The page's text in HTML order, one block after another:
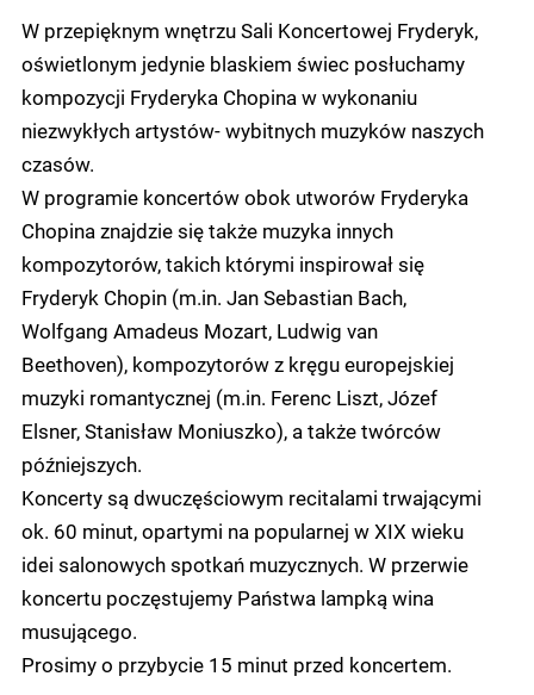
W przepięknym wnętrzu Sali Koncertowej Fryderyk,
oświetlonym jedynie blaskiem świec posłuchamy
kompozycji Fryderyka Chopina w wykonaniu
niezwykłych artystów- wybitnych muzyków naszych
czasów.
W programie koncertów obok utworów Fryderyka
Chopina znajdzie się także muzyka innych
kompozytorów, takich którymi inspirował się
Fryderyk Chopin (m.in. Jan Sebastian Bach,
Wolfgang Amadeus Mozart, Ludwig van
Beethoven), kompozytorów z kręgu europejskiej
muzyki romantycznej (m.in. Ferenc Liszt, Józef
Elsner, Stanisław Moniuszko), a także twórców
późniejszych.
Koncerty są dwuczęściowym recitalami trwającymi
ok. 60 minut, opartymi na popularnej w XIX wieku
idei salonowych spotkań muzycznych. W przerwie
koncertu poczęstujemy Państwa lampką wina
musującego.
Prosimy o przybycie 15 minut przed koncertem.